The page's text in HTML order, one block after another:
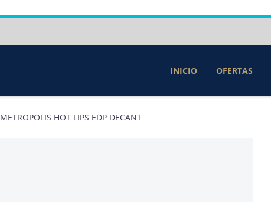
INICIO OFERTAS
METROPOLIS HOT LIPS EDP DECANT